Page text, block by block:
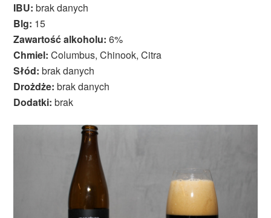
IBU: brak danych
Blg: 15
Zawartość alkoholu: 6%
Chmiel: Columbus, Chinook, Citra
Słód: brak danych
Drożdże: brak danych
Dodatki: brak